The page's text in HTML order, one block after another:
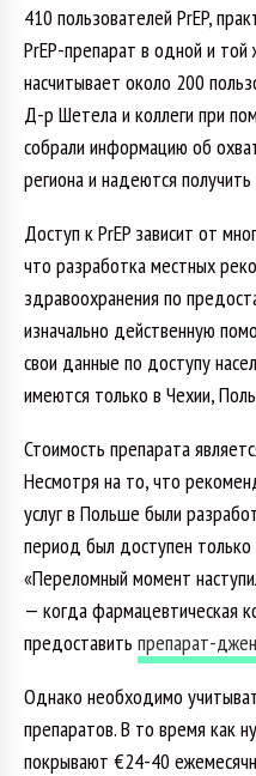
410 пользователей PrEP,
PrEP-препарат в одной и той
насчитывает около 200
Д-р Шетела и коллеги при
собрали информацию об
региона и надеются
Доступ к PrEP зависит от
что разработка местных
здравоохранения по
изначально действенную
свои данные по доступу
имеются только в Чехии,
Стоимость препарата
Несмотря на то, что
услуг в Польше были
период был доступен
«Переломный момент
— когда фармацевтическая
предоставить препарат-
Однако необходимо
препаратов. В то время как
покрывают €24-40